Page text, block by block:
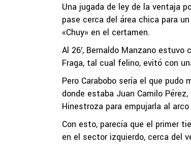
Una jugada de ley de la ventaja
pase cerca del área chica para
«Chuy» en el certamen.
Al 26′, Bernaldo Manzano
Fraga, tal cual felino, evitó con
Pero Carabobo sería el que
donde estaba Juan Camilo
Hinestroza para empujarla al
Con esto, parecía que el primer
en el sector izquierdo, cerca del